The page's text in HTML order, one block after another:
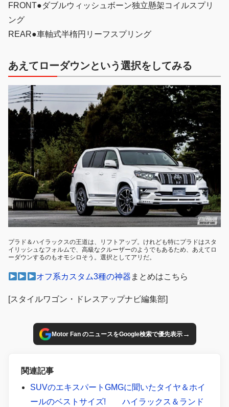
FRONT●ダブルウィッシュボーン独立懸架コイルスプリ
ング
REAR●車軸式半楕円リーフスプリング
あえてローダウンという選択をしてみる
プラド＆ハイラックスの王道は、リフトアップ。けれども特にプラドはスタ
イリッシュなフォルムで、高級なクルーザーのようでもあるため、あえてロ
ーダウンするのもオモシロそう。選択としてアリだ。
オフ系カスタム3種の神器 まとめはこちら
[スタイルワゴン・ドレスアップナビ編集部]
Motor Fan のニュースをGoogle検索で優先表示→
関連記事
SUVのエキスパートGMGに聞いたタイヤ＆ホイ
ールのベストサイズ! ハイラックス＆ランド